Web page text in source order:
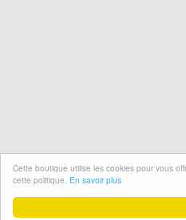
Cette boutique utilise les cookies pour vous
cette politique. En savoir plus